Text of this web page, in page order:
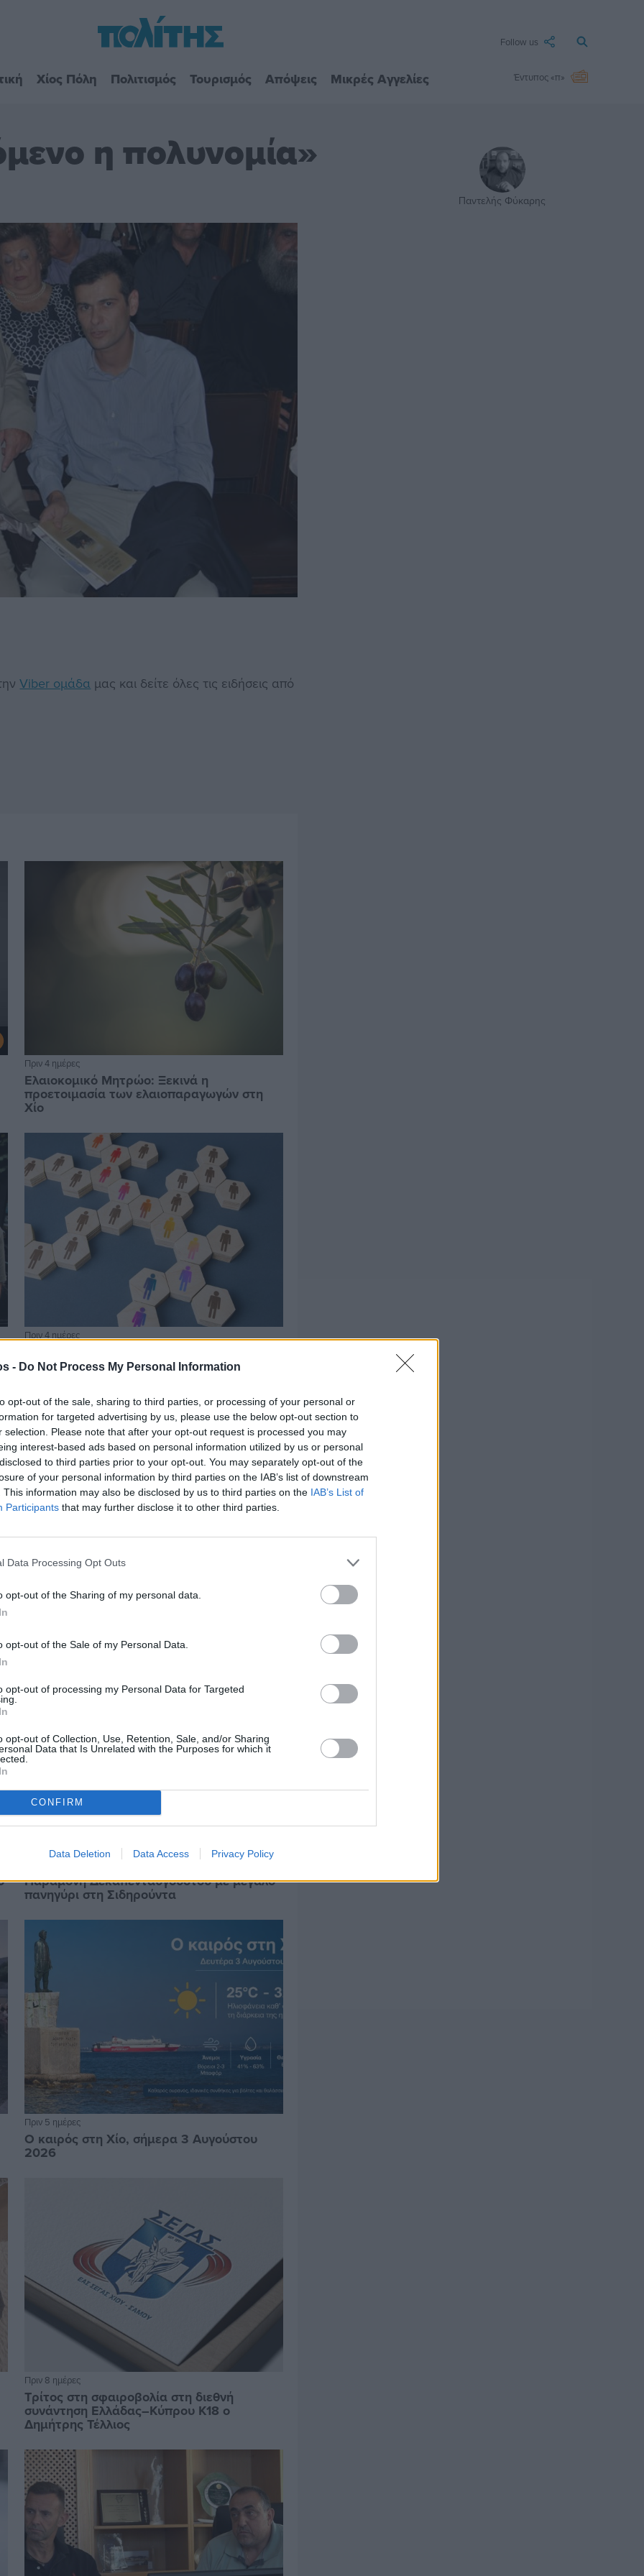
- Do Not Process My Personal Information
opt-out of the sale, sharing to third parties, or processing of your personal or
for targeted advertising by us, please use the below opt-out section to
selection. Please note that after your opt-out request is processed you may
interest-based ads based on personal information utilized by us or personal
to third parties prior to your opt-out. You may separately opt-out of the
of your personal information by third parties on the IAB’s list of downstream
This information may also be disclosed by us to third parties on the IAB’s List of
Participants that may further disclose it to other third parties.
Data Processing Opt Outs
opt-out of the Sharing of my personal data.
opt-out of the Sale of my Personal Data.
opt-out of processing my Personal Data for Targeted
opt-out of Collection, Use, Retention, Sale, and/or Sharing
Data that Is Unrelated with the Purposes for which it
CONFIRM
Data Deletion Data Access Privacy Policy
Follow us
Χίος Πόλη Πολιτισμός Τουρισμός Απόψεις Μικρές Αγγελίες Έντυπος «π»
η πολυνομία»
Παντελής Φύκαρης
Viber ομάδα μας και δείτε όλες τις ειδήσεις από
Πριν 4 ημέρες
Ελαιοκομικό Μητρώο: Ξεκινά η
προετοιμασία των ελαιοπαραγωγών στη
Χίο
Πριν 4 ημέρες
«κόκκινο»
Πριν 4 ημέρες
Παραμονή Δεκαπενταύγουστου με μεγάλο
πανηγύρι στη Σιδηρούντα
Πριν 5 ημέρες
Ο καιρός στη Χίο, σήμερα 3 Αυγούστου
2026
Πριν 8 ημέρες
Τρίτος στη σφαιροβολία στη διεθνή
συνάντηση Ελλάδας–Κύπρου Κ18 ο
Δημήτρης Τέλλιος